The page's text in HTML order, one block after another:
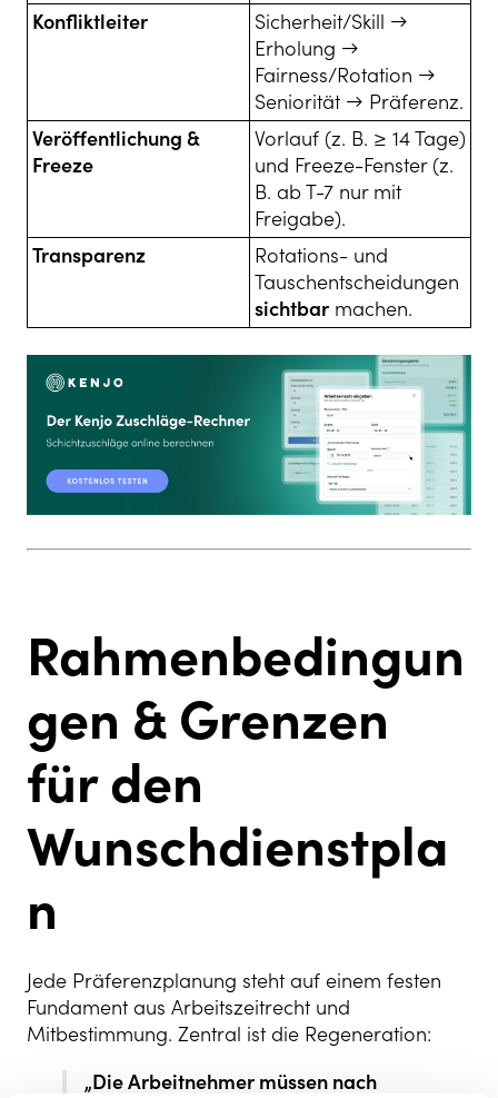
Konfliktleiter
Sicherheit/Skill →
Erholung →
Fairness/Rotation →
Seniorität → Präferenz.
Veröffentlichung &
Freeze
Vorlauf (z. B. ≥ 14 Tage)
und Freeze-Fenster (z.
B. ab T-7 nur mit
Freigabe).
Transparenz
Rotations- und
Tauschentscheidungen
sichtbar machen.
Rahmenbedingun
gen & Grenzen
für den
Wunschdienstpla
n
Jede Präferenzplanung steht auf einem festen
Fundament aus Arbeitszeitrecht und
Mitbestimmung. Zentral ist die Regeneration:
„Die Arbeitnehmer müssen nach